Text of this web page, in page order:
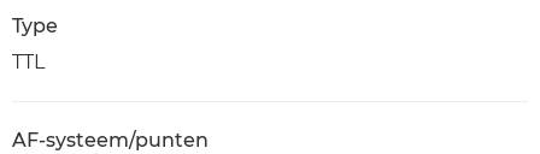
Type
TTL
AF-systeem/punten